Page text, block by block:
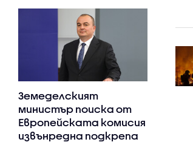
Земеделският
министър поиска от
Европейската комисия
извънредна подкрепа